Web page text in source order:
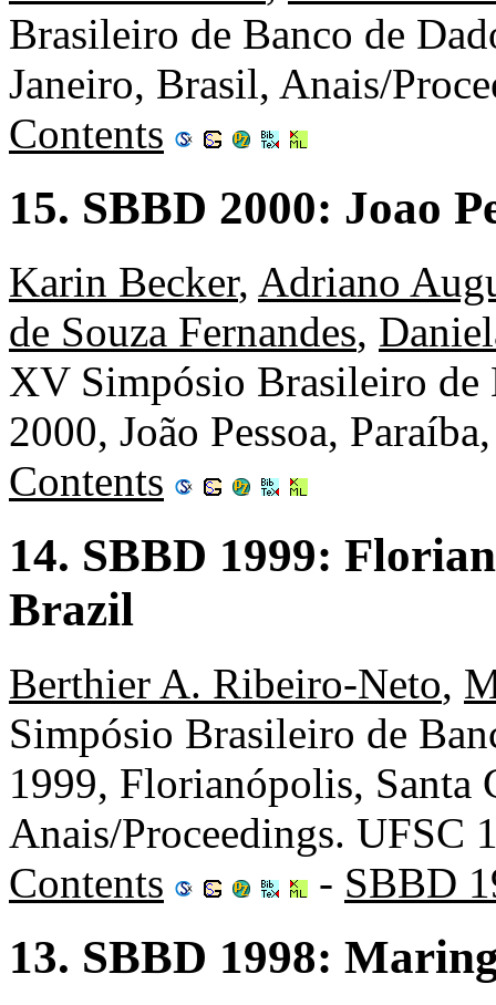
Brasileiro de Banco de
Janeiro, Brasil, Anais/
Contents
15. SBBD 2000: Joao
Karin Becker, Adriano
de Souza Fernandes,
XV Simpósio Brasileiro de
2000, João Pessoa,
Contents
14. SBBD 1999:
Brazil
Berthier A. Ribeiro-Neto,
Simpósio Brasileiro de
1999, Florianópolis, Santa
Anais/Proceedings. UFSC
Contents
- SBBD
13. SBBD 1998: